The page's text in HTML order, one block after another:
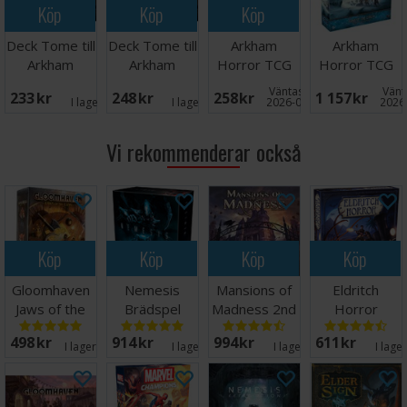
Köp
Deck Tome till
Arkham
Purple
233 SEK I lager: 5
Köp
Deck Tome till
Arkham
Gray
248 SEK I lager: 6
Köp
Arkham
Horror TCG
Midwinter
Gala Exp
258 SEK Väntas in:
2026-09-30
Arkham
Horror TCG
Edge of Earth
Campaign
1 157 SEK
Vi rekommenderar också
Köp
Gloomhaven
Jaws of the
Lion Brädspel
498 SEK I lager: 20+
Köp
Nemesis
Brädspel
914 SEK I lager: 4
Köp
Mansions of
Madness 2nd
Edition
994 SEK I lager: 8
Köp
Eldritch
Horror
Brädspel
611 SEK I